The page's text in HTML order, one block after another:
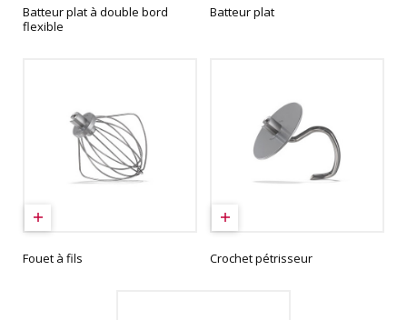
Batteur plat à double bord
flexible
Batteur plat
Fouet à fils Crochet pétrisseur